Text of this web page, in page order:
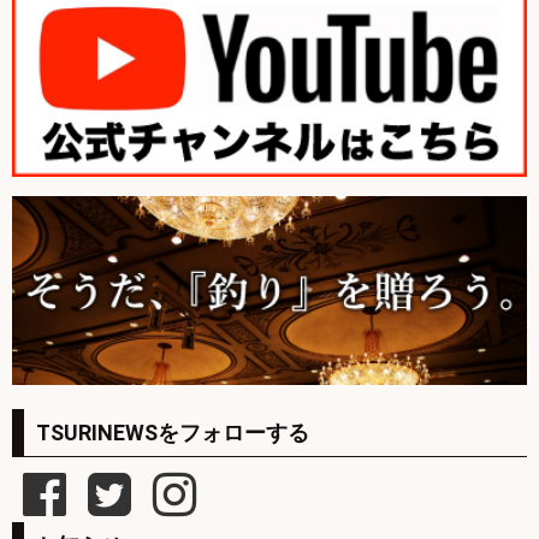
TSURINEWSをフォローする